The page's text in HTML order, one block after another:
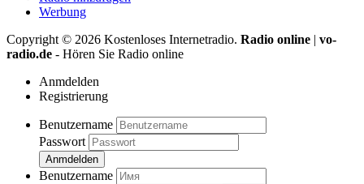
Werbung
Copyright © 2026 Kostenloses Internetradio. Radio online | vo-
radio.de - Hören Sie Radio online
Anmdelden
Registrierung
Benutzername
Passwort
Anmdelden
Benutzername